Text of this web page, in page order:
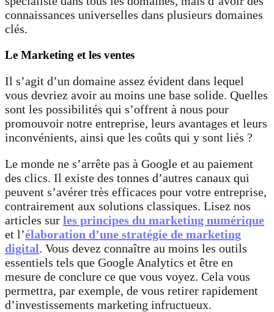
connaissances universelles dans plusieurs domaines
clés.
Le Marketing et les ventes
Il s’agit d’un domaine assez évident dans lequel
vous devriez avoir au moins une base solide. Quelles
sont les possibilités qui s’offrent à nous pour
promouvoir notre entreprise, leurs avantages et leurs
inconvénients, ainsi que les coûts qui y sont liés ?
Le monde ne s’arrête pas à Google et au paiement
des clics. Il existe des tonnes d’autres canaux qui
peuvent s’avérer très efficaces pour votre entreprise,
contrairement aux solutions classiques. Lisez nos
articles sur les principes du marketing numérique
et l’élaboration d’une stratégie de marketing
digital. Vous devez connaître au moins les outils
essentiels tels que Google Analytics et être en
mesure de conclure ce que vous voyez. Cela vous
permettra, par exemple, de vous retirer rapidement
d’investissements marketing infructueux.